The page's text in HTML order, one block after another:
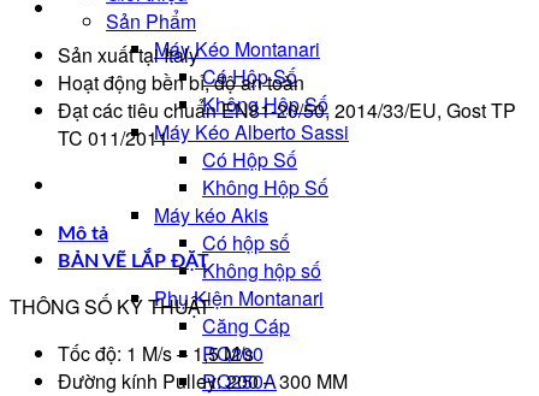
Sản Phẩm
Máy Kéo Montanari
Có Hộp Số
Không Hộp Số
Máy Kéo Alberto Sassi
Có Hộp Số
Không Hộp Số
Máy kéo Akis
Có hộp số
Không hộp số
Phụ Kiện Montanari
Căng Cáp
RQ200
RQ250A
Sản xuất tại Italy
Hoạt động bền bỉ, độ an toàn
Đạt các tiêu chuẩn EN81-20/50, 2014/33/EU, Gost TP
TC 011/2011
Mô tả
BẢN VẼ LẮP ĐẶT
THÔNG SỐ KỸ THUẬT
Tốc độ: 1 M/s – 1,5 M/s
Đường kính Pulley: 200 – 300 MM